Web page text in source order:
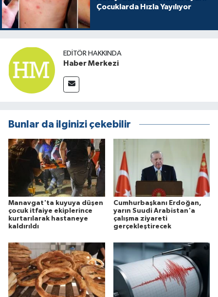
Çocuklarda Hızla Yayılıyor
EDITÖR HAKKINDA
Haber Merkezi
Bunlar da ilginizi çekebilir
Manavgat'ta kuyuya düşen
çocuk itfaiye ekiplerince
kurtarılarak hastaneye
kaldırıldı
Cumhurbaşkanı Erdoğan,
yarın Suudi Arabistan'a
çalışma ziyareti
gerçekleştirecek